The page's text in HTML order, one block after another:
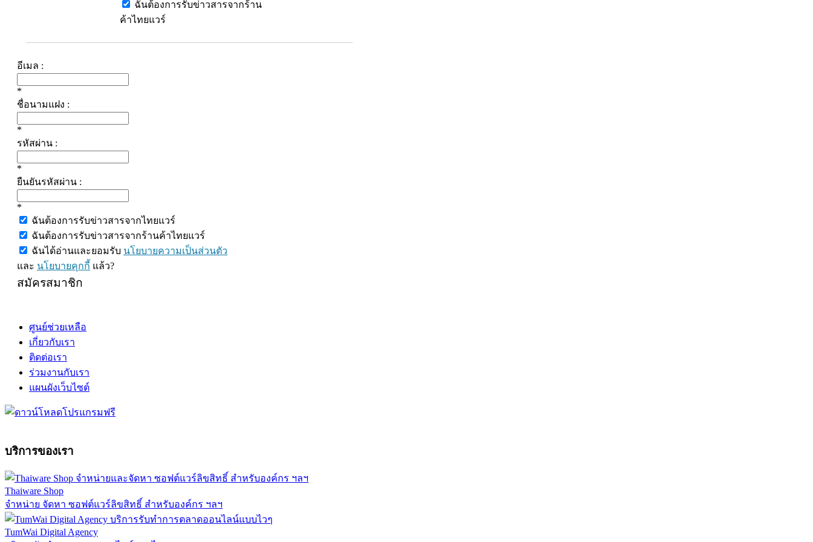
ฉันต้องการรับข่าวสารจากร้าน
ค้าไทยแวร์
อีเมล :
*
ชื่อนามแฝง :
*
รหัสผ่าน :
*
ยืนยันรหัสผ่าน :
*
ฉันต้องการรับข่าวสารจากไทยแวร์
ฉันต้องการรับข่าวสารจากร้านค้าไทยแวร์
ฉันได้อ่านและยอมรับ นโยบายความเป็นส่วนตัว
และ นโยบายคุกกี้ แล้ว?
สมัครสมาชิก
ศูนย์ช่วยเหลือ
เกี่ยวกับเรา
ติดต่อเรา
ร่วมงานกับเรา
แผนผังเว็บไซต์
บริการของเรา
Thaiware Shop
จำหน่าย จัดหา ซอฟต์แวร์ลิขสิทธิ์ สำหรับองค์กร ฯลฯ
TumWai Digital Agency